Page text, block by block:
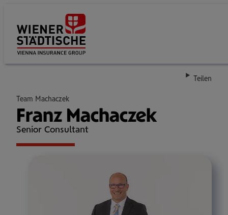
Teilen
Team Machaczek
Franz Machaczek
Senior Consultant